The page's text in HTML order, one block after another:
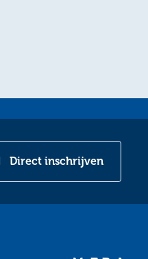
Direct inschrijven